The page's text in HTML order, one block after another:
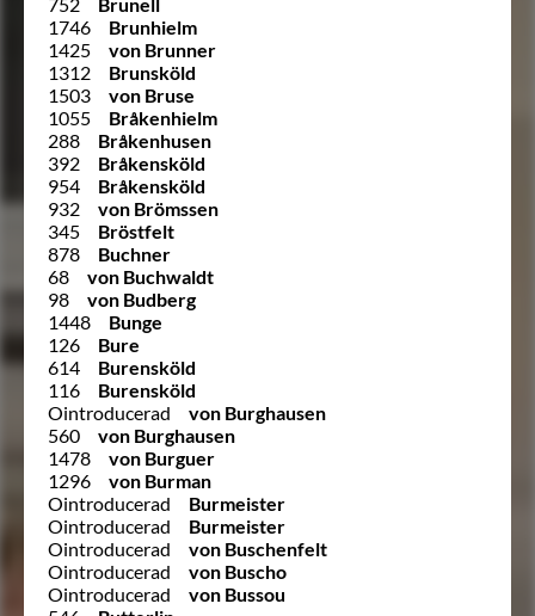
1746
Brunhielm
1425
von Brunner
1312
Brunsköld
1503
von Bruse
1055
Bråkenhielm
288
Bråkenhusen
392
Bråkensköld
954
Bråkensköld
932
von Brömssen
345
Bröstfelt
878
Buchner
68
von Buchwaldt
98
von Budberg
1448
Bunge
126
Bure
614
Burensköld
116
Burensköld
Ointroducerad
von Burghausen
560
von Burghausen
1478
von Burguer
1296
von Burman
Ointroducerad
Burmeister
Ointroducerad
Burmeister
Ointroducerad
von Buschenfelt
Ointroducerad
von Buscho
Ointroducerad
von Bussou